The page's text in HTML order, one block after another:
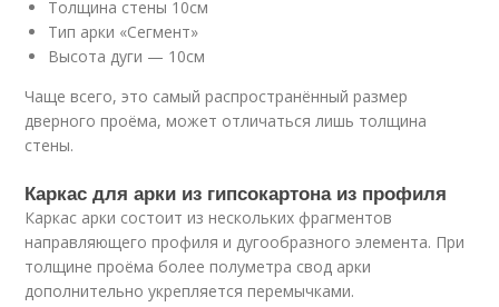
Толщина стены 10см
Тип арки «Сегмент»
Высота дуги — 10см
Чаще всего, это самый распространённый размер
дверного проёма, может отличаться лишь толщина
стены.
Каркас для арки из гипсокартона из профиля
Каркас арки состоит из нескольких фрагментов
направляющего профиля и дугообразного элемента. При
толщине проёма более полуметра свод арки
дополнительно укрепляется перемычками.